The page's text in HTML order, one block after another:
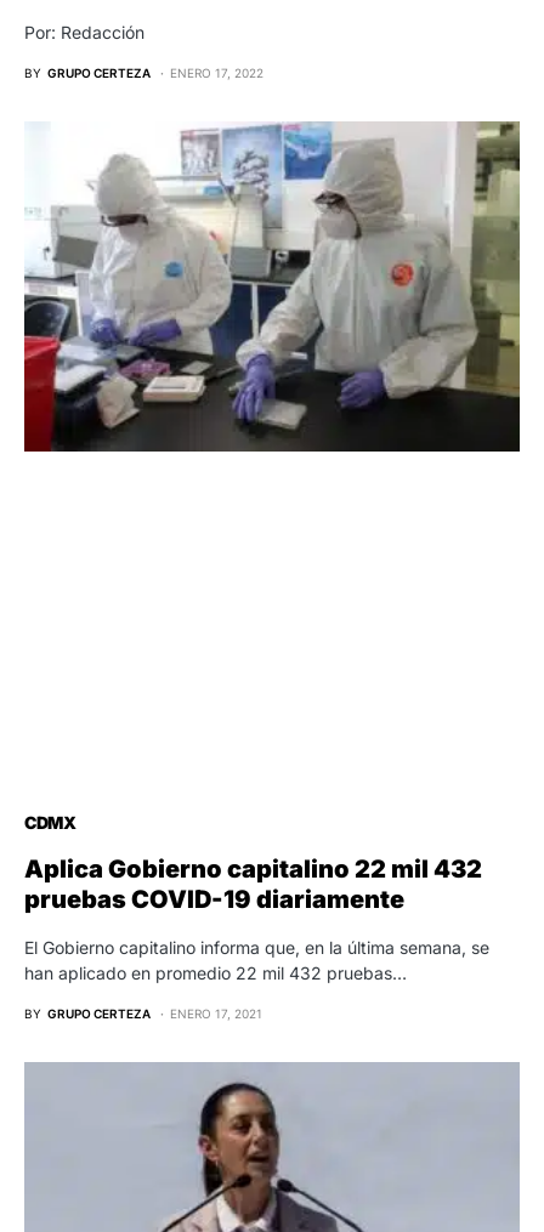
Por: Redacción
BY GRUPO CERTEZA ENERO 17, 2022
CDMX
Aplica Gobierno capitalino 22 mil 432
pruebas COVID-19 diariamente
El Gobierno capitalino informa que, en la última semana, se
han aplicado en promedio 22 mil 432 pruebas…
BY GRUPO CERTEZA ENERO 17, 2021